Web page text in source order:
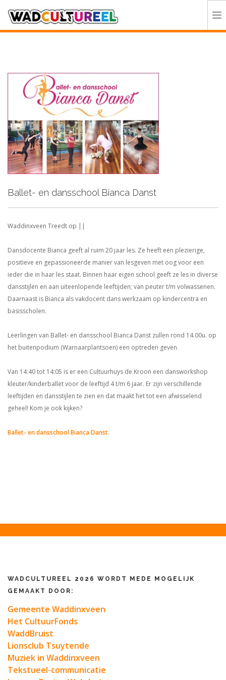
DEELNEMERS
DOE MEE
ORGANISATIE
Ballet- en dansschool Bianca Danst
Waddinxveen Treedt op ||
Dansdocente Bianca geeft al ruim 20 jaar les. Ze heeft een plezierige,
positieve en gepassioneerde manier van lesgeven met oog voor een
ieder die in haar les staat. Binnen haar eigen school geeft ze les in diverse
dansstijlen en aan uiteenlopende leeftijden; van peuter t/m volwassenen.
Daarnaast is Bianca als vakdocent dans werkzaam op kindercentra en
basisscholen.
Leerlingen van Ballet- en dansschool Bianca Danst zullen rond 14.00u. op
het buitenpodium (Warnaarplantsoen) een optreden geven.
Van 14:40 tot 14:05 is er een Cultuurhuys de Kroon een dansworkshop
kleuter/kinderballet voor de leeftijd 4 t/m 6 jaar. Er zijn verschillende
leeftijden en dansstijlen te zien en dat maakt het tot een afwisselend
geheel! Kom je ook kijken?
Ballet- en dansschool Bianca Danst
WADCULTUREEL 2026 WORDT MEDE MOGELIJK
GEMAAKT DOOR:
Gemeente Waddinxveen
Het CultuurFonds
WaddBruist
Lionsclub Tsuytende
Muziek in Waddinxveen
Tekstueel-communicatie